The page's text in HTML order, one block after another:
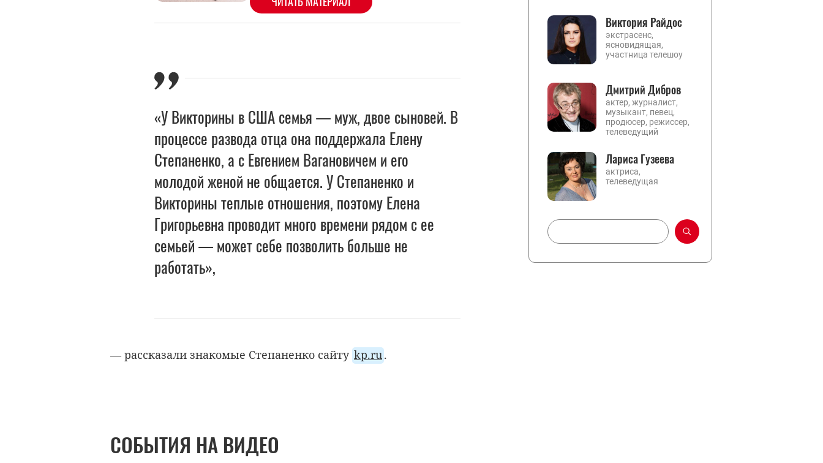
«У Викторины в США семья — муж, двое сыновей. В
процессе развода отца она поддержала Елену
Степаненко, а с Евгением Вагановичем и его
молодой женой не общается. У Степаненко и
Викторины теплые отношения, поэтому Елена
Григорьевна проводит много времени рядом с ее
семьей — может себе позволить больше не
работать»,
— рассказали знакомые Степаненко сайту kp.ru.
СОБЫТИЯ НА ВИДЕО
Виктория Райдос
экстрасенс,
ясновидящая,
участница телешоу
Дмитрий Дибров
актер, журналист,
музыкант, певец,
продюсер, режиссер,
телеведущий
Лариса Гузеева
актриса,
телеведущая